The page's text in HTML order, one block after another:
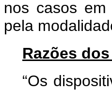
nos casos
pela
Razões
“Os